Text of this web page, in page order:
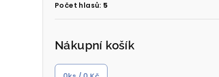
Počet hlasů: 5
Nákupní košík